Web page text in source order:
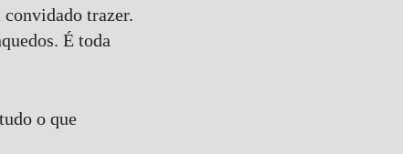
trazer.
É toda
o que